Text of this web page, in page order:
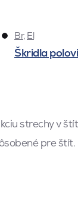
Br, El
Škridla
strechy v
pre štít.